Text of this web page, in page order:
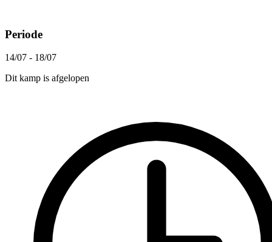
Periode
14/07 - 18/07
Dit kamp is afgelopen